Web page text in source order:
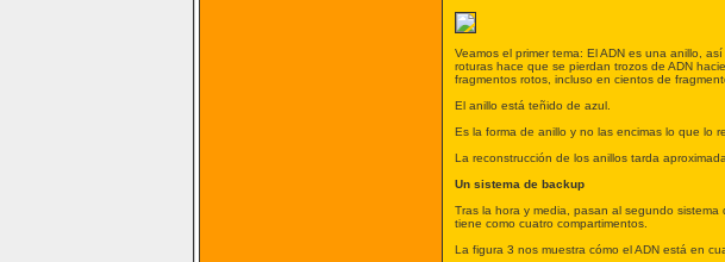
Veamos el primer tema: El ADN es una anillo,
roturas hace que se pierdan trozos de ADN
fragmentos rotos, incluso en cientos de
El anillo está teñido de azul.
Es la forma de anillo y no las encimas lo que lo
La reconstrucción de los anillos tarda
Un sistema de backup
Tras la hora y media, pasan al segundo
tiene como cuatro compartimentos.
La figura 3 nos muestra cómo el ADN está en